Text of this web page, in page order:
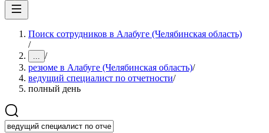
Поиск сотрудников в Алабуге (Челябинская область)
/
... /
резюме в Алабуге (Челябинская область)/
ведущий специалист по отчетности/
полный день